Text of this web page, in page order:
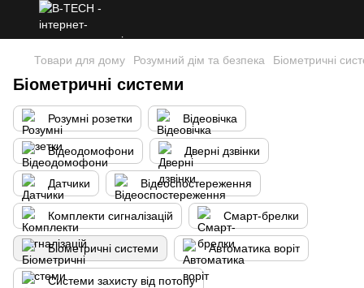
Товари для дому Розумний дім та безпека Біометричні
Біометричні системи
Розумні розетки Відеовічка
Відеодомофони Дверні дзвінки
Датчики Відеоспостереження
Комплекти сигналізацій Смарт-брелки
Біометричні системи Автоматика воріт
Системи захисту від потопу